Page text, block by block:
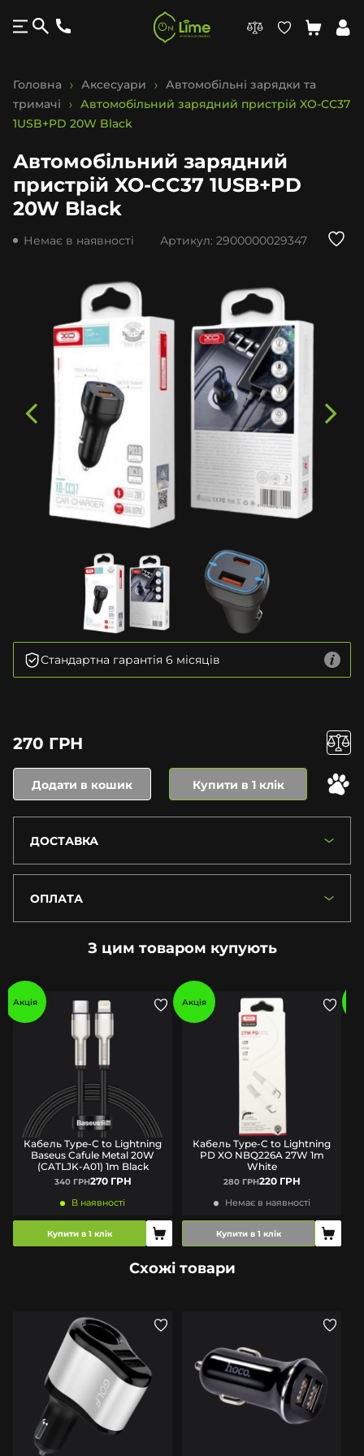
Головна Аксесуари
Автомобільні зарядки та
тримачі
Автомобільний зарядний пристрій XO-CC37
1USB+PD 20W Black
Автомобільний зарядний
пристрій XO-CC37 1USB+PD
20W Black
Немає в наявності Артикул: 2900000029347
Стандартна гарантія 6 місяців
270 ГРН
Додати в кошик Купити в 1 клік
ДОСТАВКА
ОПЛАТА
З цим товаром купують
Акція
Кабель Type-C to Lightning
Baseus Cafule Metal 20W
(CATLJK-A01) 1m Black
340 ГРН270 ГРН
В наявності
Купити в 1 клік
Акція
Кабель Type-C to Lightning
PD XO NBQ226A 27W 1m
White
280 ГРН220 ГРН
Немає в наявності
Купити в 1 клік
Схожі товари